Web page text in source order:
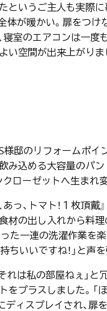
たというご主人も実際
が暖かい。扉をつけ
室のエアコンは一度
い空間が出来上がりま
邸のリフォームポイ
み込める大容量のパ
ローゼットへ生まれ
っ、トマト！１枚頂戴
材の出し入れから料
た一連の洗濯作業を
いいですね！」と声
れは私の部屋ねぇ」と
プラスしました。「
ディスプレイされ、扉